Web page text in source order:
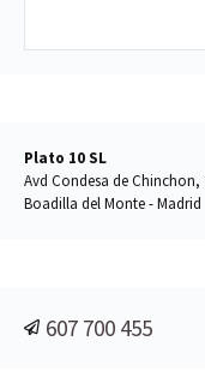
Plato 10 SL
Avd Condesa de Chinchon,
Boadilla del Monte - Madrid
607 700 455